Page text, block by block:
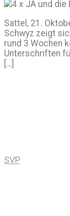
Sattel, 21.
Schwyz zeigt
rund 3 Wochen
Unterschriften
[…]
SVP